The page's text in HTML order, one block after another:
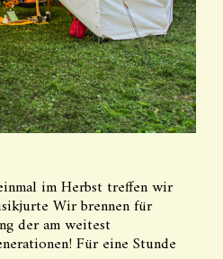
im Herbst treffen wir
Wir brennen für
der am weitest
Für eine Stunde